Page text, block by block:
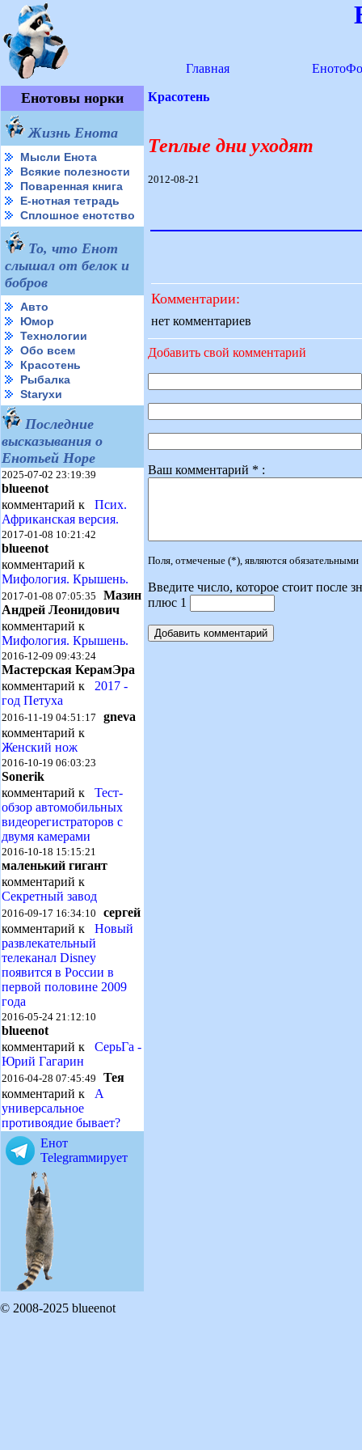
Главная
Енотовы норки
Жизнь Енота
Мысли Енота
Всякие полезности
Поваренная книга
Е-нотная тетрадь
Сплошное енотство
То, что Енот
слышал от белок и
бобров
Авто
Юмор
Технологии
Обо всем
Красотень
Рыбалка
Starухи
Последние
высказывания о
Енотьей Норе
2025-07-02 23:19:39
blueenot
комментарий к Псих.
Африканская версия.
2017-01-08 10:21:42
blueenot
комментарий к
Мифология. Крышень.
2017-01-08 07:05:35 Мазин
Андрей Леонидович
комментарий к
Мифология. Крышень.
2016-12-09 09:43:24
Мастерская КерамЭра
комментарий к 2017 -
год Петуха
2016-11-19 04:51:17 gneva
комментарий к
Женский нож
2016-10-19 06:03:23
Sonerik
комментарий к Тест-
обзор автомобильных
видеорегистраторов с
двумя камерами
2016-10-18 15:15:21
маленький гигант
комментарий к
Секретный завод
2016-09-17 16:34:10 сергей
комментарий к Новый
развлекательный
телеканал Disney
появится в России в
первой половине 2009
года
2016-05-24 21:12:10
blueenot
комментарий к СерьГа -
Юрий Гагарин
2016-04-28 07:45:49 Тея
комментарий к А
универсальное
противоядие бывает?
Енот
Telegramмирует
Красотень
Теплые дни уходят
2012-08-21
Комментарии:
нет комментариев
Добавить свой комментарий
Ваш комментарий * :
Поля, отмеченые (*), являются обязательными
Введите число, которое стоит после
плюс 1
© 2008-2025 blueenot